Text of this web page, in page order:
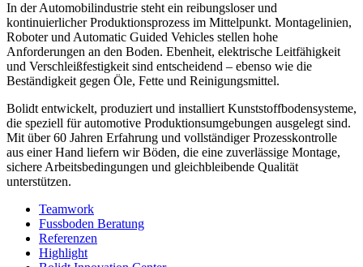
In der Automobilindustrie steht ein reibungsloser und
kontinuierlicher Produktionsprozess im Mittelpunkt. Montagelinien,
Roboter und Automatic Guided Vehicles stellen hohe
Anforderungen an den Boden. Ebenheit, elektrische Leitfähigkeit
und Verschleißfestigkeit sind entscheidend – ebenso wie die
Beständigkeit gegen Öle, Fette und Reinigungsmittel.
Bolidt entwickelt, produziert und installiert Kunststoffbodensysteme,
die speziell für automotive Produktionsumgebungen ausgelegt sind.
Mit über 60 Jahren Erfahrung und vollständiger Prozesskontrolle
aus einer Hand liefern wir Böden, die eine zuverlässige Montage,
sichere Arbeitsbedingungen und gleichbleibende Qualität
unterstützen.
Teamwork
Fussboden Beratung
Referenzen
Highlight